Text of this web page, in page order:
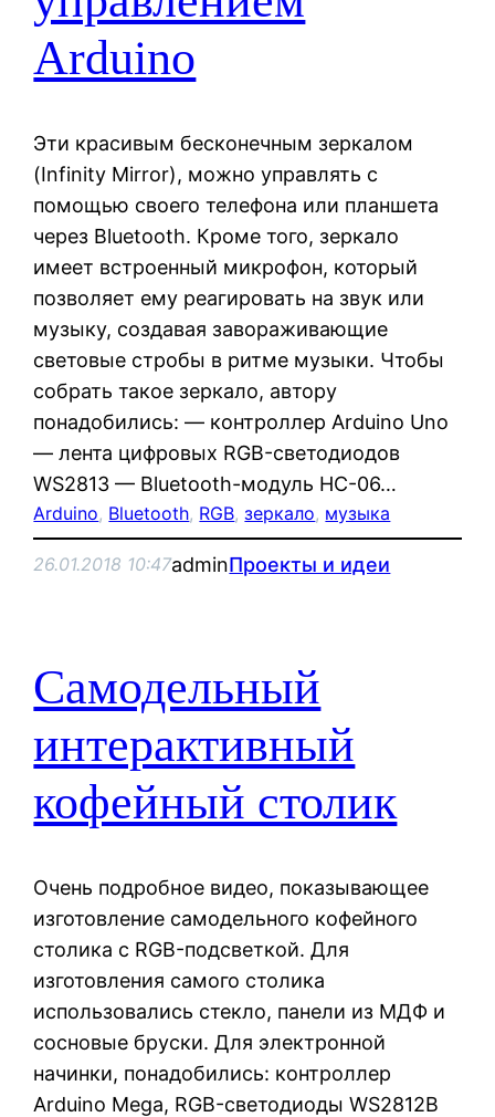
Arduino
Эти красивым бесконечным зеркалом
(Infinity Mirror), можно управлять с
помощью своего телефона или планшета
через Bluetooth. Кроме того, зеркало
имеет встроенный микрофон, который
позволяет ему реагировать на звук или
музыку, создавая завораживающие
световые стробы в ритме музыки. Чтобы
собрать такое зеркало, автору
понадобились: — контроллер Arduino Uno
— лента цифровых RGB-светодиодов
WS2813 — Bluetooth-модуль HC-06…
Arduino, Bluetooth, RGB, зеркало, музыка
26.01.2018 10:47adminПроекты и идеи
Самодельный
интерактивный
кофейный столик
Очень подробное видео, показывающее
изготовление самодельного кофейного
столика с RGB-подсветкой. Для
изготовления самого столика
использовались стекло, панели из МДФ и
сосновые бруски. Для электронной
начинки, понадобились: контроллер
Arduino Mega, RGB-светодиоды WS2812B